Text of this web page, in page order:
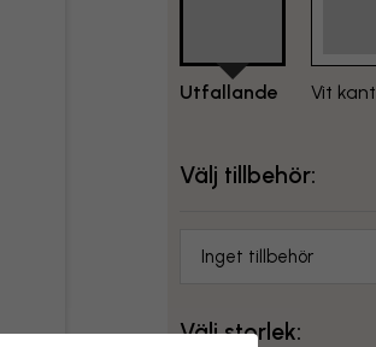
Utfallande Vit kant
Välj tillbehör:
Inget tillbehör
Välj storlek: